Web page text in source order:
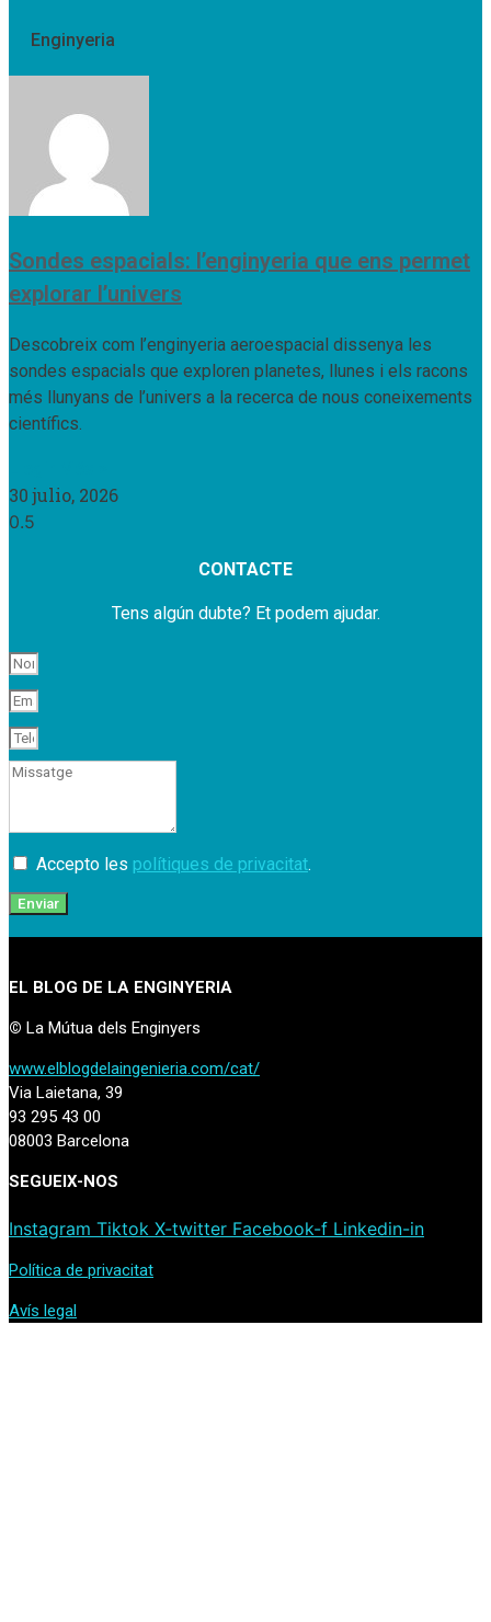
Enginyeria
Sondes espacials: l’enginyeria que ens permet
explorar l’univers
Descobreix com l’enginyeria aeroespacial dissenya les
sondes espacials que exploren planetes, llunes i els racons
més llunyans de l’univers a la recerca de nous coneixements
científics.
30 julio, 2026
CONTACTE
Tens algún dubte? Et podem ajudar.
Accepto les polítiques de privacitat.
Enviar
EL BLOG DE LA ENGINYERIA
© La Mútua dels Enginyers
www.elblogdelaingenieria.com/cat/
Via Laietana, 39
93 295 43 00
08003 Barcelona
SEGUEIX-NOS
Instagram Tiktok X-twitter Facebook-f Linkedin-in
Política de privacitat
Avís legal